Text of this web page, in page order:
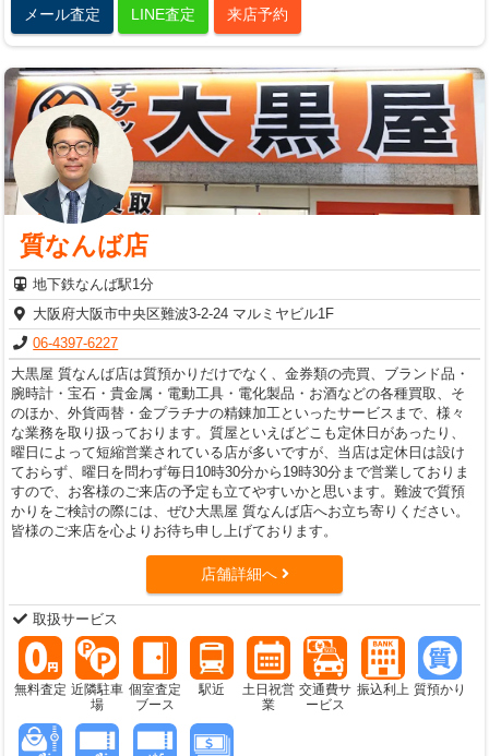
メール査定 LINE査定 来店予約
質なんば店
地下鉄なんば駅1分
大阪府大阪市中央区難波3-2-24 マルミヤビル1F
06-4397-6227
大黒屋 質なんば店は質預かりだけでなく、金券類の売買、ブランド品・
腕時計・宝石・貴金属・電動工具・電化製品・お酒などの各種買取、そ
のほか、外貨両替・金プラチナの精錬加工といったサービスまで、様々
な業務を取り扱っております。質屋といえばどこも定休日があったり、
曜日によって短縮営業されている店が多いですが、当店は定休日は設け
ておらず、曜日を問わず毎日10時30分から19時30分まで営業しておりま
すので、お客様のご来店の予定も立てやすいかと思います。難波で質預
かりをご検討の際には、ぜひ大黒屋 質なんば店へお立ち寄りください。
皆様のご来店を心よりお待ち申し上げております。
店舗詳細へ
取扱サービス
無料査定 近隣駐車
場
個室査定
ブース
駅近
土日祝営
業
交通費サ
ービス
振込利上 質預かり